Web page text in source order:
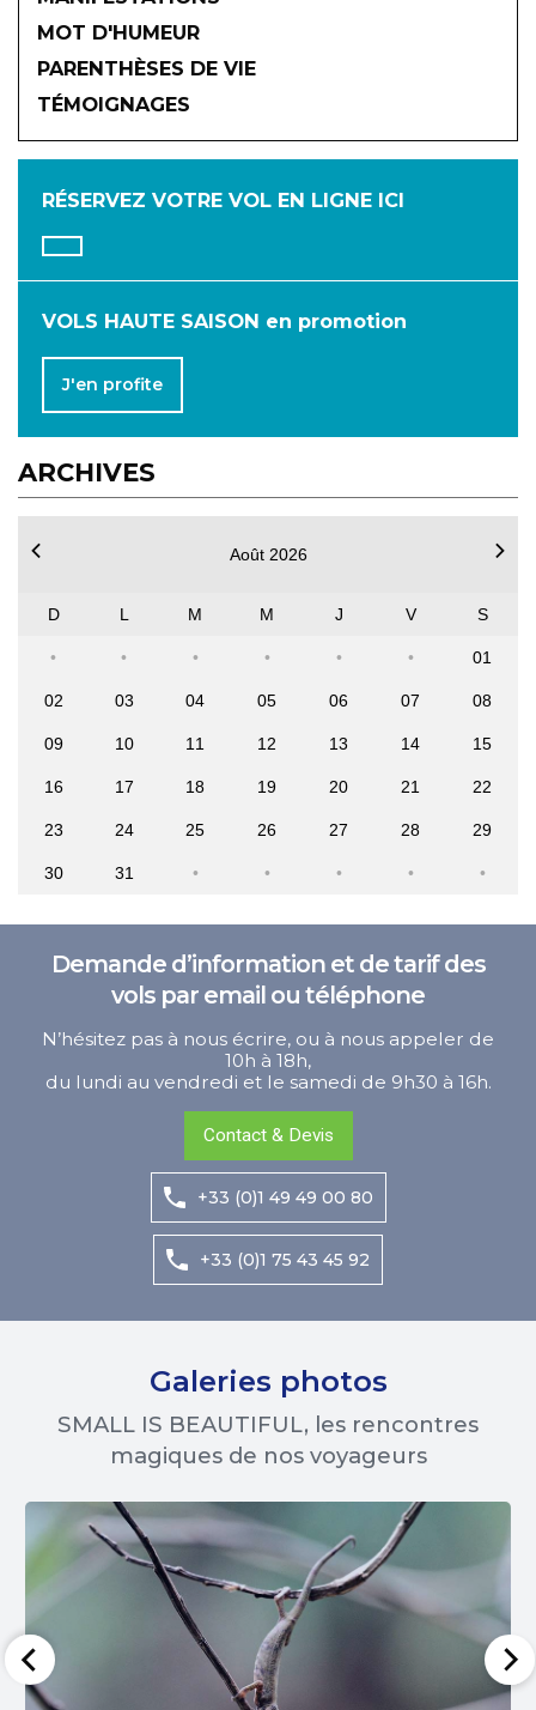
MOT D'HUMEUR
PARENTHÈSES DE VIE
TÉMOIGNAGES
RÉSERVEZ VOTRE VOL EN LIGNE ICI
VOLS HAUTE SAISON en promotion
J'en profite
ARCHIVES
JANVIER
AVRIL MAI JUIN
JUILLET AOÛT SEPTEMBRE
OCTOBRE
Août 2026
D L M M J V S
01
02 03 04 05 06 07 08
09 10 11 12 13 14 15
16 17 18 19 20 21 22
23 24 25 26 27 28 29
30 31
Demande d’information et de tarif des
vols par email ou téléphone
N’hésitez pas à nous écrire, ou à nous appeler de
10h à 18h,
du lundi au vendredi et le samedi de 9h30 à 16h.
Contact & Devis
+33 (0)1 49 49 00 80
+33 (0)1 75 43 45 92
Galeries photos
SMALL IS BEAUTIFUL, les rencontres
magiques de nos voyageurs